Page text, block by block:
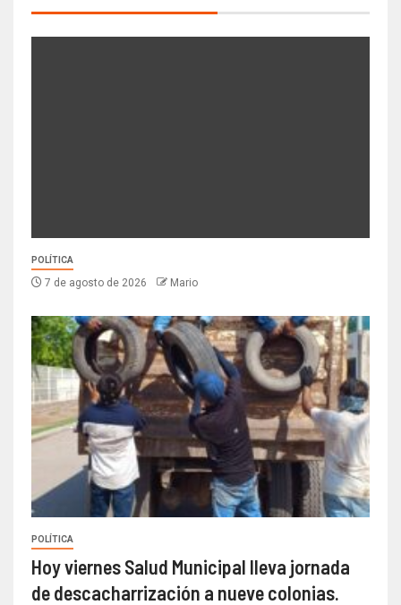
POLÍTICA
7 de agosto de 2026 Mario
POLÍTICA
Hoy viernes Salud Municipal lleva jornada
de descacharrización a nueve colonias.